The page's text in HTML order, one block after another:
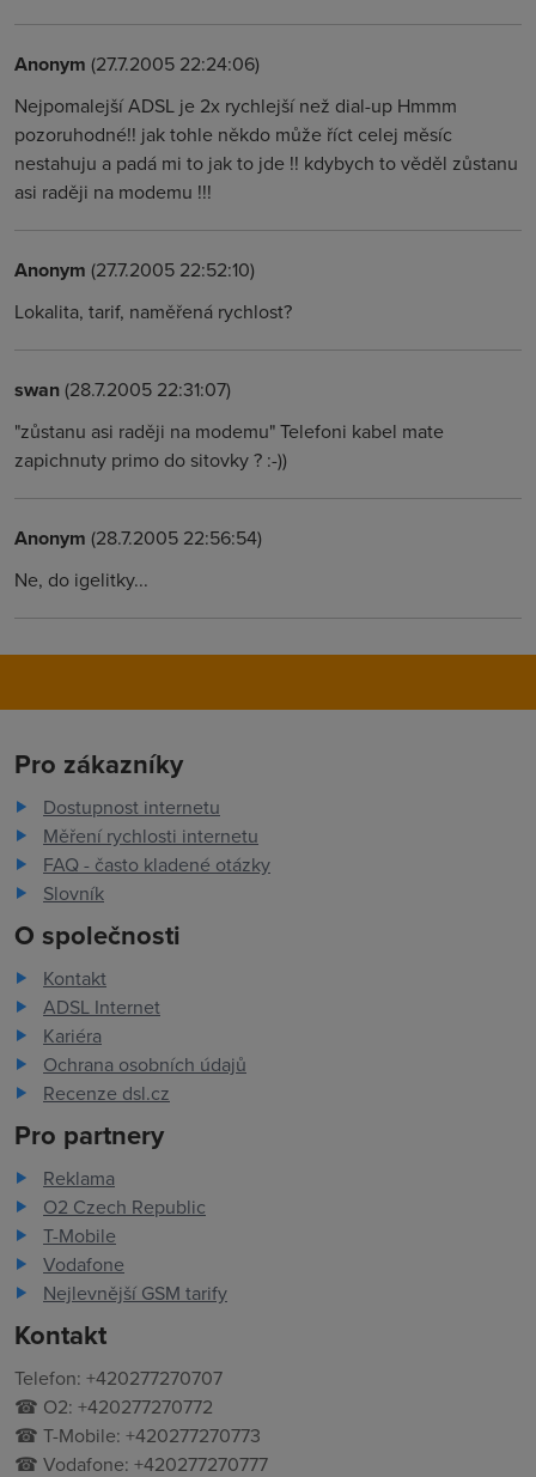
Anonym (27.7.2005 22:24:06)
Nejpomalejší ADSL je 2x rychlejší než dial-up Hmmm
pozoruhodné!! jak tohle někdo může říct celej měsíc
nestahuju a padá mi to jak to jde !! kdybych to věděl zůstanu
asi raději na modemu !!!
Anonym (27.7.2005 22:52:10)
Lokalita, tarif, naměřená rychlost?
swan(28.7.2005 22:31:07)
"zůstanu asi raději na modemu" Telefoni kabel mate
zapichnuty primo do sitovky ? :-))
Anonym (28.7.2005 22:56:54)
Ne, do igelitky...
Pro zákazníky
Dostupnost internetu
Měření rychlosti internetu
FAQ - často kladené otázky
Slovník
O společnosti
Kontakt
ADSL Internet
Kariéra
Ochrana osobních údajů
Recenze dsl.cz
Pro partnery
Reklama
O2 Czech Republic
T-Mobile
Vodafone
Nejlevnější GSM tarify
Kontakt
Telefon: +420277270707
☎ O2: +420277270772
☎ T-Mobile: +420277270773
☎ Vodafone: +420277270777